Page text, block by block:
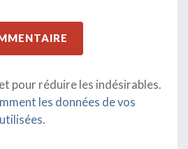
pour réduire les indésirables.
les données de vos
.